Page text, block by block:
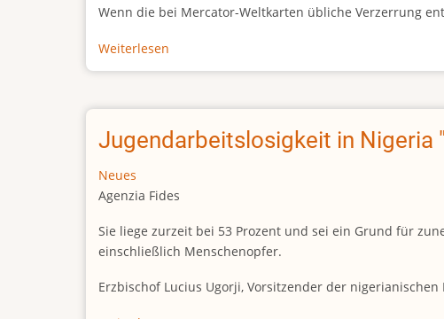
Wenn die bei Mercator-Weltkarten übliche Verzerrung
Weiterlesen
Afrikas
Größe
Jugendarbeitslosigkeit in Nigeria
Neues
Agenzia Fides
Sie liege zurzeit bei 53 Prozent und sei ein Grund für
einschließlich Menschenopfer.
Erzbischof Lucius Ugorji, Vorsitzender der nigerianischen